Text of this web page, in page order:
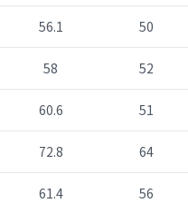
56.1 50
58 52
60.6 51
72.8 64
61.4 56